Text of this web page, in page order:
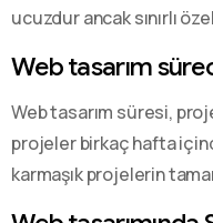
ucuzdur ancak sınırlı
Web tasarım
Web tasarım süresi,
projeler birkaç hafta
karmaşık projelerin